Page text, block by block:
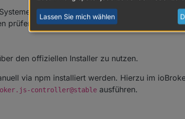
mit js-controller 4.x oder früher Bitte
prüfen.
den offiziellen Installer zu nutzen.
via npm installiert werden. Hierzu im
controller@stable ausführen.
Lassen Sie mich wählen